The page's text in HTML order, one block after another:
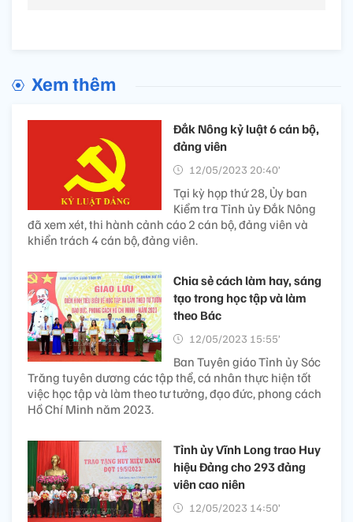
Xem thêm
Đắk Nông kỷ luật 6 cán bộ,
đảng viên
12/05/2023 20:40’
Tại kỳ họp thứ 28, Ủy ban
Kiểm tra Tỉnh ủy Đắk Nông
đã xem xét, thi hành cảnh cáo 2 cán bộ, đảng viên và
khiển trách 4 cán bộ, đảng viên.
Chia sẻ cách làm hay, sáng
tạo trong học tập và làm
theo Bác
12/05/2023 15:55’
Ban Tuyên giáo Tỉnh ủy Sóc
Trăng tuyên dương các tập thể, cá nhân thực hiện tốt
việc học tập và làm theo tư tưởng, đạo đức, phong cách
Hồ Chí Minh năm 2023.
Tỉnh ủy Vĩnh Long trao Huy
hiệu Đảng cho 293 đảng
viên cao niên
12/05/2023 14:50’